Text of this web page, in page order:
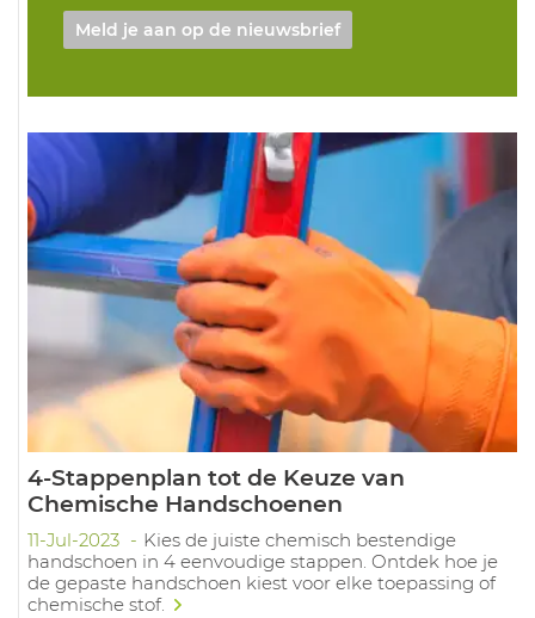
Meld je aan op de nieuwsbrief
4-Stappenplan tot de Keuze van
Chemische Handschoenen
11-Jul-2023
Kies de juiste chemisch bestendige
handschoen in 4 eenvoudige stappen. Ontdek hoe je
de gepaste handschoen kiest voor elke toepassing of
chemische stof.